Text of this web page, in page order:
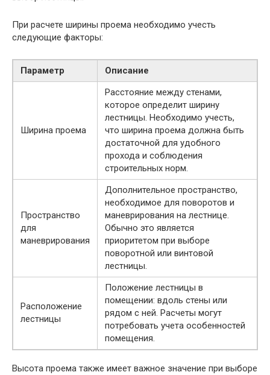
При расчете ширины проема необходимо учесть
следующие факторы:
Параметр Описание
Ширина проема
Расстояние между стенами,
которое определит ширину
лестницы. Необходимо учесть,
что ширина проема должна быть
достаточной для удобного
прохода и соблюдения
строительных норм.
Пространство
для
маневрирования
Дополнительное пространство,
необходимое для поворотов и
маневрирования на лестнице.
Обычно это является
приоритетом при выборе
поворотной или винтовой
лестницы.
Расположение
лестницы
Положение лестницы в
помещении: вдоль стены или
рядом с ней. Расчеты могут
потребовать учета особенностей
помещения.
Высота проема также имеет важное значение при выборе